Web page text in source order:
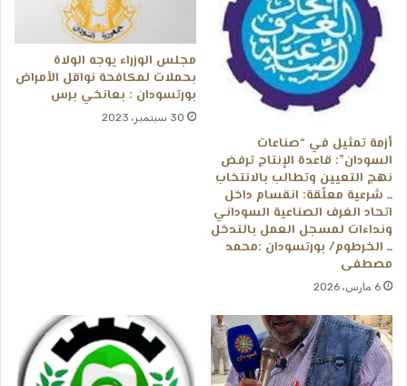
أزمة تمثيل في “صناعات
السودان”: قاعدة الإنتاج ترفض
نهج التعيين وتطالب بالانتخاب
ــ شرعية معلّقة: انقسام داخل
اتحاد الغرف الصناعية السوداني
ونداءات لمسجل العمل بالتدخل
ــ الخرطوم/ بورتسودان :محمد
مصطفى
6 مارس، 2026
مجلس الوزراء يوجه الولاة
بحملات لمكافحة نواقل الأمراض
بورتسودان : بعانخي برس
30 سبتمبر، 2023